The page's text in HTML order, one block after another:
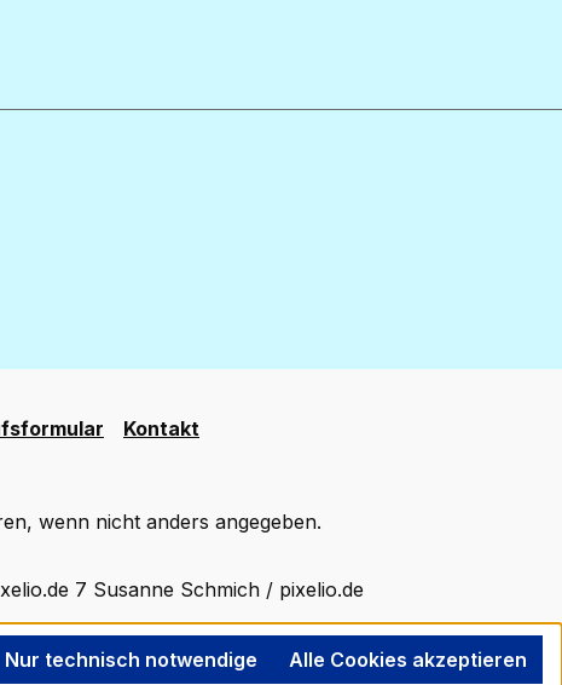
Kontakt
wenn nicht anders angegeben.
7 Susanne Schmich / pixelio.de
Nur technisch notwendige Alle Cookies akzeptieren